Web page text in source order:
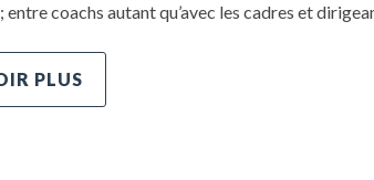
coachs autant qu’avec les cadres et
PLUS